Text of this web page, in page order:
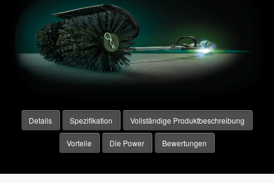
Details Spezifikation Vollständige Produktbeschreibung
Vorteile Die Power Bewertungen